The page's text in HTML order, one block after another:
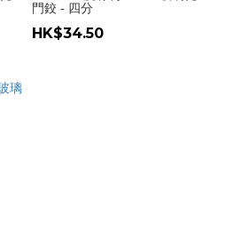
門鉸 - 四分
HK$34.50